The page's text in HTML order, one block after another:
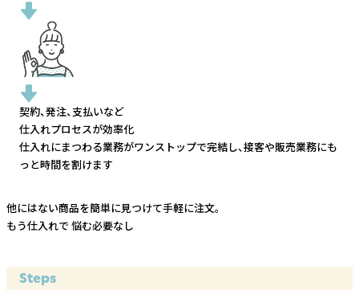
契約、発注、支払いなど
仕入れプロセスが効率化
仕入れにまつわる業務がワンストップで完結し、接客や販売業務にも
っと時間を割けます
他にはない商品を簡単に見つけて手軽に注文。
もう仕入れで 悩む必要なし
Steps